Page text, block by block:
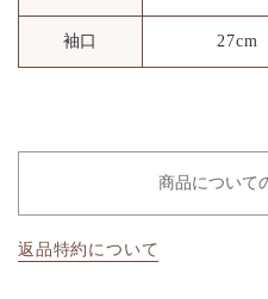
袖口 27cm
商品について
返品特約について